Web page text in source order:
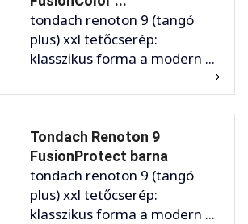
tondach renoton 9 (tangó
plus) xxl tetőcserép:
klasszikus forma a modern ...
Tondach Renoton 9
FusionProtect barna
tondach renoton 9 (tangó
plus) xxl tetőcserép:
klasszikus forma a modern ...